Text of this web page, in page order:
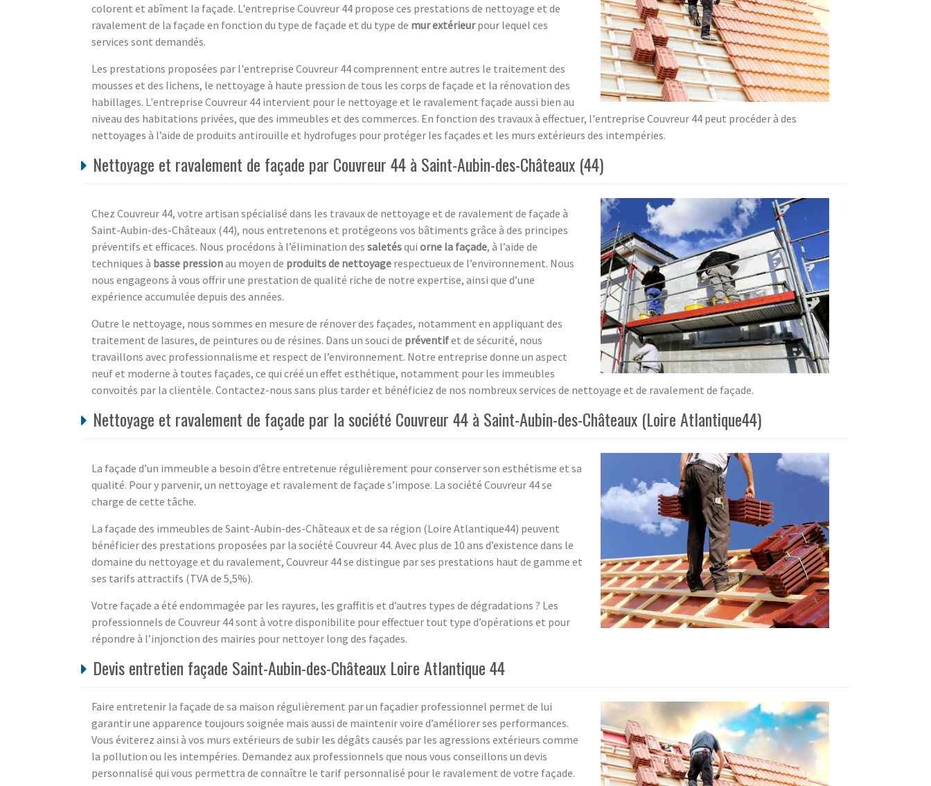
colorent et abîment la façade. L'entreprise Couvreur 44 propose ces prestations de nettoyage et de
ravalement de la façade en fonction du type de façade et du type de mur extérieurpour lequel ces
services sont demandés.
Les prestations proposées par l'entreprise Couvreur 44 comprennent entre autres le traitement des
mousses et des lichens, le nettoyage à haute pression de tous les corps de façade et la rénovation des
habillages. L'entreprise Couvreur 44 intervient pour le nettoyage et le ravalement façade aussi bien au
niveau des habitations privées, que des immeubles et des commerces. En fonction des travaux à effectuer, l'entreprise Couvreur 44 peut procéder à des
nettoyages à l’aide de produits antirouille et hydrofuges pour protéger les façades et les murs extérieurs des intempéries.
Nettoyage et ravalement de façade par Couvreur 44 à Saint-Aubin-des-Châteaux (44)
Chez Couvreur 44, votre artisan spécialisé dans les travaux de nettoyage et de ravalement de façade à
Saint-Aubin-des-Châteaux (44), nous entretenons et protégeons vos bâtiments grâce à des principes
préventifs et efficaces. Nous procédons à l’élimination des saletésqui orne la façade, à l’aide de
techniques à basse pressionau moyen de produits de nettoyage respectueux de l’environnement. Nous
nous engageons à vous offrir une prestation de qualité riche de notre expertise, ainsi que d’une
expérience accumulée depuis des années.
Outre le nettoyage, nous sommes en mesure de rénover des façades, notamment en appliquant des
traitement de lasures, de peintures ou de résines. Dans un souci de préventifet de sécurité, nous
travaillons avec professionnalisme et respect de l’environnement. Notre entreprise donne un aspect
neuf et moderne à toutes façades, ce qui créé un effet esthétique, notamment pour les immeubles
convoités par la clientèle. Contactez-nous sans plus tarder et bénéficiez de nos nombreux services de nettoyage et de ravalement de façade.
Nettoyage et ravalement de façade par la société Couvreur 44 à Saint-Aubin-des-Châteaux (Loire Atlantique44)
La façade d’un immeuble a besoin d’être entretenue régulièrement pour conserver son esthétisme et sa
qualité. Pour y parvenir, un nettoyage et ravalement de façade s’impose. La société Couvreur 44 se
charge de cette tâche.
La façade des immeubles de Saint-Aubin-des-Châteaux et de sa région (Loire Atlantique44) peuvent
bénéficier des prestations proposées par la société Couvreur 44. Avec plus de 10 ans d’existence dans le
domaine du nettoyage et du ravalement, Couvreur 44 se distingue par ses prestations haut de gamme et
ses tarifs attractifs (TVA de 5,5%).
Votre façade a été endommagée par les rayures, les graffitis et d’autres types de dégradations ? Les
professionnels de Couvreur 44 sont à votre disponibilite pour effectuer tout type d’opérations et pour
répondre à l’injonction des mairies pour nettoyer long des façades.
Devis entretien façade Saint-Aubin-des-Châteaux Loire Atlantique 44
Faire entretenir la façade de sa maison régulièrement par un façadier professionnel permet de lui
garantir une apparence toujours soignée mais aussi de maintenir voire d’améliorer ses performances.
Vous éviterez ainsi à vos murs extérieurs de subir les dégâts causés par les agressions extérieurs comme
la pollution ou les intempéries. Demandez aux professionnels que nous vous conseillons un devis
personnalisé qui vous permettra de connaître le tarif personnalisé pour le ravalement de votre façade.